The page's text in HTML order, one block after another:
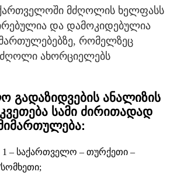
მძღოლის ხელფასს
და დამოკიდებულია
რომელზეც
ახორციელებს
გადაზიდვების ანალიზის
სამი ძირითადად
– საქართველო – თურქეთი –